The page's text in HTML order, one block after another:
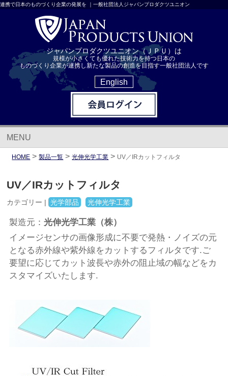
連携で日本のものづくり企業の発展を ｜一般社団法人ジャパンプロダクツユニオン
ジャパンプロダクツユニオン（ＪＰＵ）は
規模が小さくても優れた技術力を持つ日本の
ものづくり企業が連携し新たな製品の創造を目指す一般社団法人です
English
MENU
HOME >製品一覧 >光伸光学工業 > UV／IRカットフィルタ
UV／IRカットフィルタ
カテゴリー | 光学部品 光伸光学工業
製造元：光伸光学工業（株）
イメージセンサの画像形成に不要で発熱・ノイズの元
となる赤外線や紫外線をカットするフィルタです.ご
要望に応じてカット波長や赤外の阻止域の幅などをカ
スタマイズいたします.